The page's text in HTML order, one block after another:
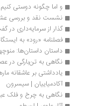
و اما چگونه دوستی
نشست نقد و بررسی
گذار از سرمایه‌داری در
فصلنامه «رود» به
داستان داستان‌ها: منوچهر(1) | علی
نگاهی به تن‌بارگی در
یادداشتی بر عاشقانه
آکادمیاییان | سیسرون
نگاهی به چرخ و فلک